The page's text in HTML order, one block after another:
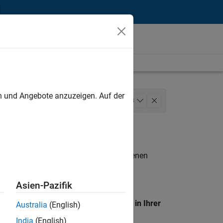
Marketing Communications 3
. Wenn Sie noch immer keine offenen
unseres
Standort, um alle Stellenangebote in Ihrer
Angebote anzuzeigen. Auf der
Asien-Pazifik
Australia (English)
India (English)